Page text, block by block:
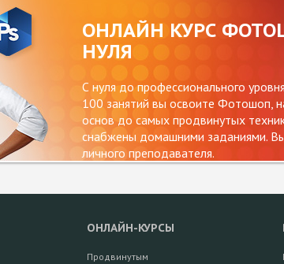
ОНЛАЙН КУРС
НУЛЯ
С нуля до профессионального
100 занятий вы освоите Фотошоп,
основ до самых продвинутых
снабжены домашними заданиями.
личного преподавателя.
ОНЛАЙН-КУРСЫ
Продвинутым